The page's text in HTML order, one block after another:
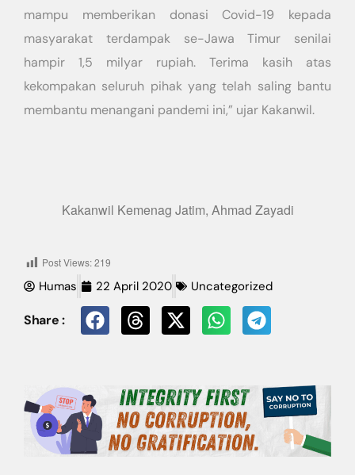
mampu memberikan donasi Covid-19 kepada
masyarakat terdampak se-Jawa Timur senilai
hampir 1,5 milyar rupiah. Terima kasih atas
kekompakan seluruh pihak yang telah saling bantu
membantu menangani pandemi ini,” ujar Kakanwil.
Kakanwil Kemenag Jatim, Ahmad Zayadi
Post Views:219
Humas 22 April 2020 Uncategorized
Share :